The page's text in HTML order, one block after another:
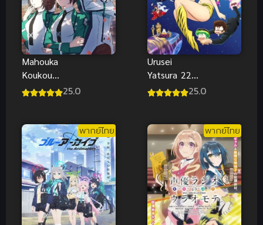
Mahouka
Koukou
Season 202425.0
Urusei
Yatsura 22
ลามู ทรามวัย25.0
พากย์ไทย พากย์ไทย